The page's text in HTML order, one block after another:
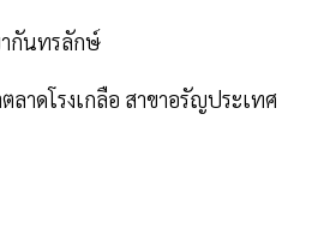
ากันทรลักษ์
ลาดโรงเกลือ สาขาอรัญประเทศ